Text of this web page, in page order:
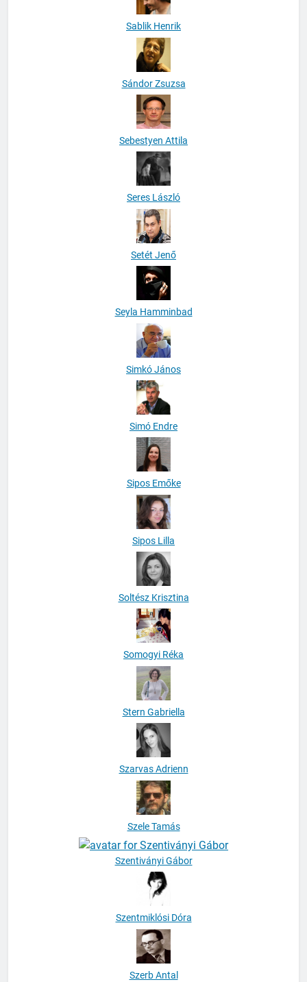
Sablik Henrik
Sándor Zsuzsa
Sebestyen Attila
Seres László
Setét Jenő
Seyla Hamminbad
Simkó János
Simó Endre
Sipos Emőke
Sipos Lilla
Soltész Krisztina
Somogyi Réka
Stern Gabriella
Szarvas Adrienn
Szele Tamás
Szentiványi Gábor
Szentmiklósi Dóra
Szerb Antal